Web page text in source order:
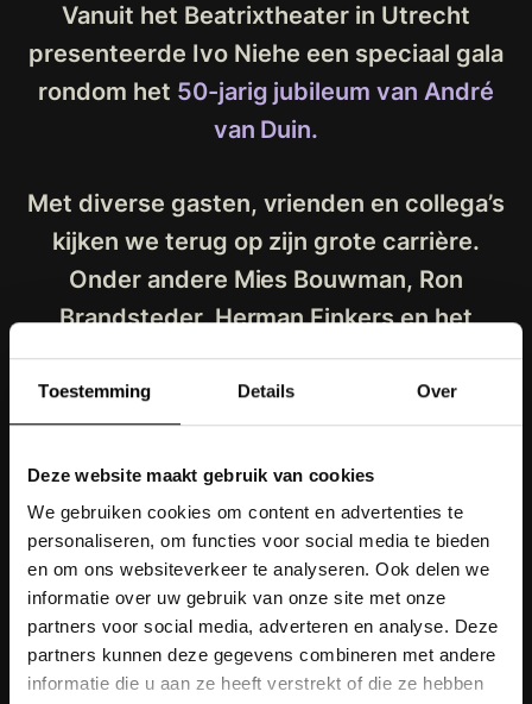
Toestemming Details Over
Deze website maakt gebruik van cookies
We gebruiken cookies om content en advertenties te
personaliseren, om functies voor social media te bieden
en om ons websiteverkeer te analyseren. Ook delen we
informatie over uw gebruik van onze site met onze
partners voor social media, adverteren en analyse. Deze
partners kunnen deze gegevens combineren met andere
informatie die u aan ze heeft verstrekt of die ze hebben
Vanuit het Beatrixtheater in Utrecht
presenteerde Ivo Niehe een speciaal gala
rondom het 50-jarig jubileum van André
van Duin.
Met diverse gasten, vrienden en collega’s
kijken we terug op zijn grote carrière.
Onder andere Mies Bouwman, Ron
Brandsteder, Herman Finkers en het
voltallige orkest van André Rieu verrasten
de jubilaris op diverse manieren.
Het gala werd uitgezonden in het najaar
van 2014 bij de AVROTROS op NPO1.
VERDER LEZEN